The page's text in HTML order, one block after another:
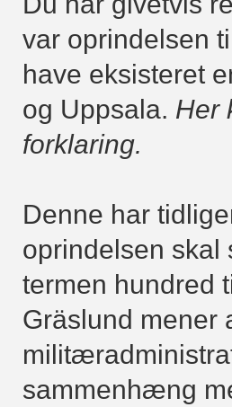
var oprindelsen
have eksisteret
og Uppsala. Her
forklaring.
Denne har
oprindelsen skal
termen hundred
Gräslund mener
sammenhæng